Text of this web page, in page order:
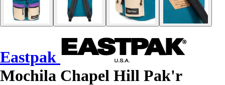
Eastpak
Mochila Chapel Hill Pak'r